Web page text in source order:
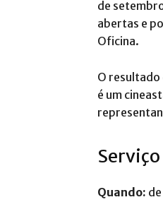
de
abertas e
Oficina.
O
é um
Serviço
Quando: